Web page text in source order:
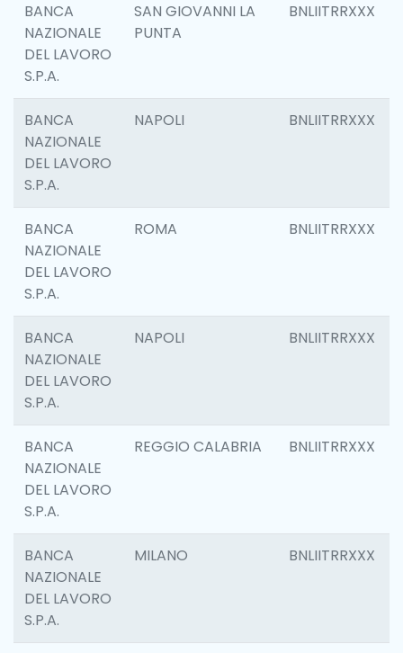
BANCA
NAZIONALE
DEL LAVORO
S.P.A.
SAN GIOVANNI LA
PUNTA
BNLIITRRXXX
BANCA
NAZIONALE
DEL LAVORO
S.P.A.
NAPOLI BNLIITRRXXX
BANCA
NAZIONALE
DEL LAVORO
S.P.A.
ROMA BNLIITRRXXX
BANCA
NAZIONALE
DEL LAVORO
S.P.A.
NAPOLI BNLIITRRXXX
BANCA
NAZIONALE
DEL LAVORO
S.P.A.
REGGIO CALABRIA BNLIITRRXXX
BANCA
NAZIONALE
DEL LAVORO
S.P.A.
MILANO BNLIITRRXXX